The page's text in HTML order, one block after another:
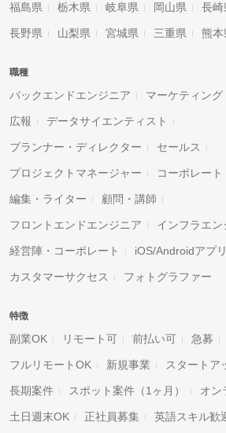
福島県 栃木県 岐阜県 岡山県 長崎
長野県 山梨県 宮城県 三重県 熊本
職種
バックエンドエンジニア マーケティング
広報 データサイエンティスト
プランナー・ディレクター セールス
プロジェクトマネージャー コーポレート
編集・ライター 顧問・講師
フロントエンドエンジニア インフラエン
経営陣・コーポレート iOS/Androidアプ
カスタマーサクセス フォトグラファー
特徴
副業OK リモート可 前払い可 急募
フルリモートOK 新規事業 スタートア
長期案件 スポット案件（1ヶ月） オン
土日週末OK 正社員募集 英語スキル歓